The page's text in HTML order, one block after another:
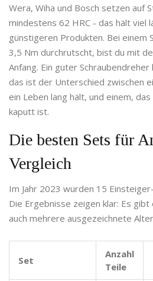
Wera, Wiha und Bosch setzen auf
mindestens 62 HRC - das hält viel
günstigeren Produkten. Bei einem
3,5 Nm durchrutscht, bist du mit
Anfang. Ein guter
das ist der Unterschied zwischen
ein Leben lang hält, und einem,
kaputt ist.
Die besten Sets für
Vergleich
Im Jahr 2023 wurden 15
Die Ergebnisse zeigen klar: Es
auch mehrere ausgezeichnete
Set
Anzahl
Teile